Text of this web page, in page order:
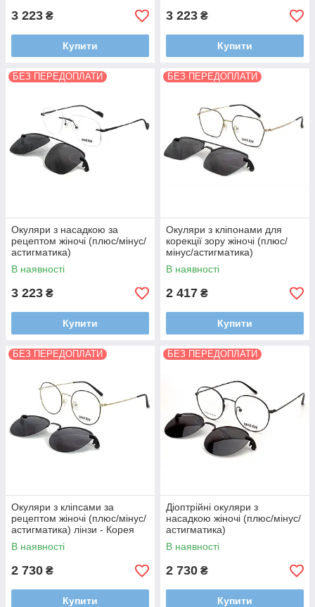
3 223 ₴
Купити
3 223 ₴
Купити
БЕЗ ПЕРЕДОПЛАТИ
Окуляри з насадкою за
рецептом жіночі (плюс/мінус/
астигматика)
В наявності
3 223 ₴
Купити
БЕЗ ПЕРЕДОПЛАТИ
Окуляри з кліпонами для
корекції зору жіночі (плюс/
мінус/астигматика)
В наявності
2 417 ₴
Купити
БЕЗ ПЕРЕДОПЛАТИ
Окуляри з кліпсами за
рецептом жіночі (плюс/мінус/
астигматика) лінзи - Корея
В наявності
2 730 ₴
Купити
БЕЗ ПЕРЕДОПЛАТИ
Діоптрійні окуляри з
насадкою жіночі (плюс/мінус/
астигматика)
В наявності
2 730 ₴
Купити